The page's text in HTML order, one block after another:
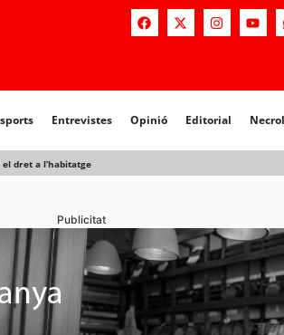
Entrevistes Opinió Editorial
dret a l’habitatge
Opinió Editorial
Publicitat